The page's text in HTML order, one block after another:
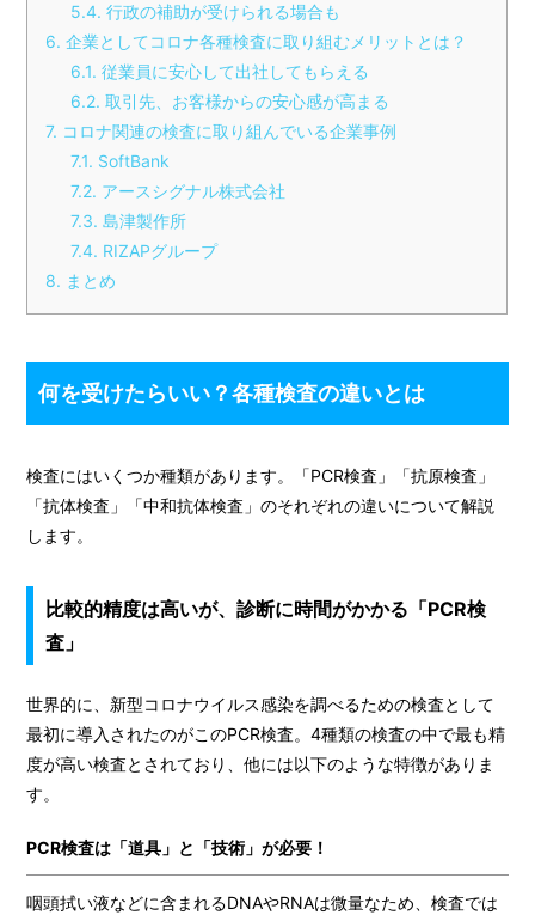
5.4 行政の補助が受けられる場合も
6 企業としてコロナ各種検査に取り組むメリットとは？
6.1 従業員に安心して出社してもらえる
6.2 取引先、お客様からの安心感が高まる
7 コロナ関連の検査に取り組んでいる企業事例
7.1 SoftBank
7.2 アースシグナル株式会社
7.3 島津製作所
7.4 RIZAPグループ
8
まとめ
何を受けたらいい？各種検査の違いとは
検査にはいくつか種類があります。「PCR検査」「抗原検査」
「抗体検査」「中和抗体検査」のそれぞれの違いについて解説
します。
比較的精度は高いが、診断に時間がかかる「PCR検
査」
世界的に、新型コロナウイルス感染を調べるための検査として
最初に導入されたのがこのPCR検査。4種類の検査の中で最も精
度が高い検査とされており、他には以下のような特徴がありま
す。
PCR検査は「道具」と「技術」が必要！
咽頭拭い液などに含まれるDNAやRNAは微量なため、検査では